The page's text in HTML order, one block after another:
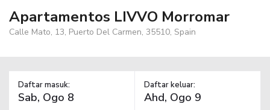
Apartamentos LIVVO Morromar
Calle Mato, 13, Puerto Del Carmen, 35510, Spain
Daftar masuk: Daftar keluar: